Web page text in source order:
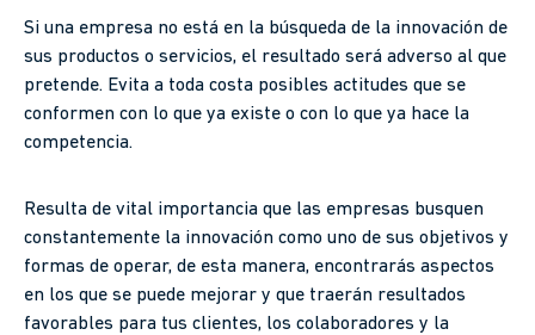
Si una empresa no está en la búsqueda de la innovación de
sus productos o servicios, el resultado será adverso al que
pretende. Evita a toda costa posibles actitudes que se
conformen con lo que ya existe o con lo que ya hace la
competencia.
Resulta de vital importancia que las empresas busquen
constantemente la innovación como uno de sus objetivos y
formas de operar, de esta manera, encontrarás aspectos
en los que se puede mejorar y que traerán resultados
favorables para tus clientes, los colaboradores y la